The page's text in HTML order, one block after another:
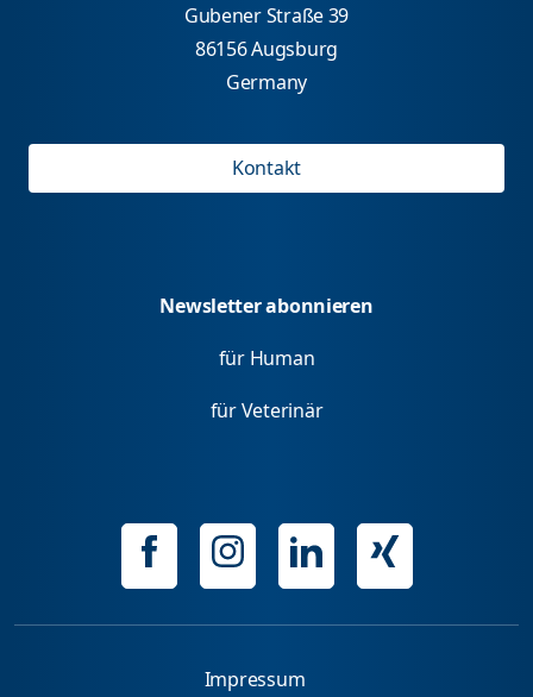
Gubener Straße 39
86156 Augsburg
Germany
Kontakt
Newsletter abonnieren
für Human
für Veterinär
Impressum